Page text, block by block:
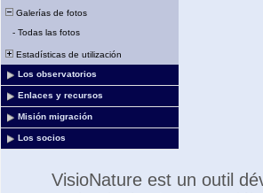
Galerías de fotos
- Todas las fotos
Estadísticas de utilización
Los observatorios
Enlaces y recursos
Misión migración
Los socios
VisioNature est un outil